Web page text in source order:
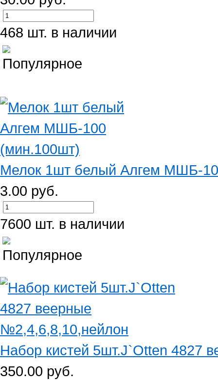
468 шт. в наличии
Мелок 1шт белый Алгем МШБ-
3.00 руб.
7600 шт. в наличии
Набор кистей 5шт.J`Otten 4827
350.00 руб.